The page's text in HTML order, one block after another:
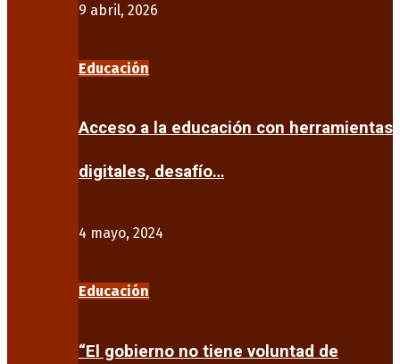
9 abril, 2026
Educación
Acceso a la educación con herramientas
digitales, desafío…
4 mayo, 2024
Educación
“El gobierno no tiene voluntad de